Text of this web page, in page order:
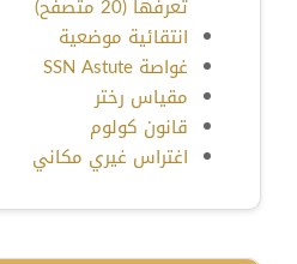
تعرفها (20 متصفح)
انتقائية موضعية
غواصة SSN Astute
مقياس رختر
قانون كولوم
اغتراس غيري مكاني